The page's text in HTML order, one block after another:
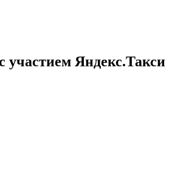
Яндекс.Такси